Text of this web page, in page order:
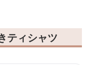
ティシャツ